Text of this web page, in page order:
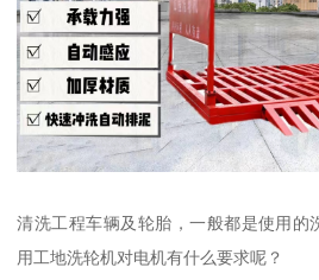
清洗工程车辆及轮胎，一般都是使用的
用工地洗轮机对电机有什么要求呢？